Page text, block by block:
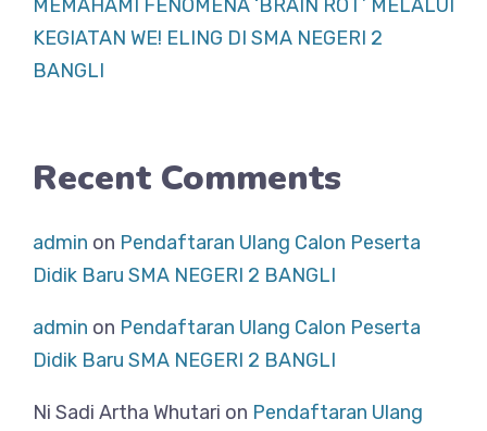
MEMAHAMI FENOMENA ‘BRAIN ROT’ MELALUI
KEGIATAN WE! ELING DI SMA NEGERI 2
BANGLI
Recent Comments
admin on Pendaftaran Ulang Calon Peserta
Didik Baru SMA NEGERI 2 BANGLI
admin on Pendaftaran Ulang Calon Peserta
Didik Baru SMA NEGERI 2 BANGLI
Ni Sadi Artha Whutari on Pendaftaran Ulang